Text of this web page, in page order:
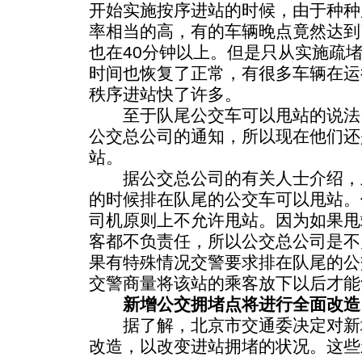
开始实施按序进站的时候，由于种
率相当的高，有的车辆晚点竟然达
也在40分钟以上。但是只从实施疏
时间也恢复了正常，有很多车辆在
秩序进站快了许多。
至于队尾公交车可以甩站的说法
公交总公司的通知，所以现在他们
站。
据公交总公司的有关人士介绍，
的时候排在队尾的公交车可以甩站
司机原则上不允许甩站。因为如果
客都不负责任，所以公交总公司是
果有特殊情况交警要求排在队尾的
交警商量将该站的乘客放下以后才
新增公交拥堵点将进行全面改造
据了解，北京市交通委决定对新
改造，以改变进站拥堵的状况。这